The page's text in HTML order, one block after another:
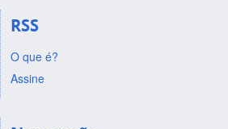
RSS
O que é?
Assine